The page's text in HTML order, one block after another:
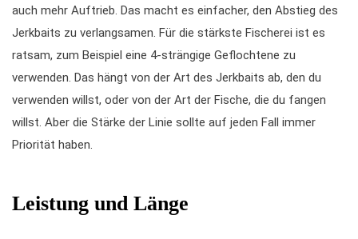
auch mehr Auftrieb. Das macht es einfacher, den Abstieg des
Jerkbaits zu verlangsamen. Für die stärkste Fischerei ist es
ratsam, zum Beispiel eine 4-strängige Geflochtene zu
verwenden. Das hängt von der Art des Jerkbaits ab, den du
verwenden willst, oder von der Art der Fische, die du fangen
willst. Aber die Stärke der Linie sollte auf jeden Fall immer
Priorität haben.
Leistung und Länge